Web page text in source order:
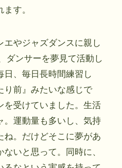
す。
エやジャズダンスに親し
ダンサーを夢見て活動し
日、毎日長時間練習し
り前』みたいな感じで
を受けていました。生活
。運動量も多いし、気持
ね。だけどそこに夢があ
いと思って。同時に、